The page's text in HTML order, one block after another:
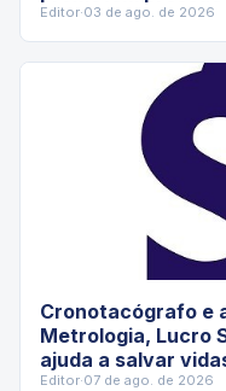
Editor·03 de ago. de 2026
Cronotacógrafo e
Metrologia, Lucro
ajuda a salvar
Editor·07 de ago. de 2026